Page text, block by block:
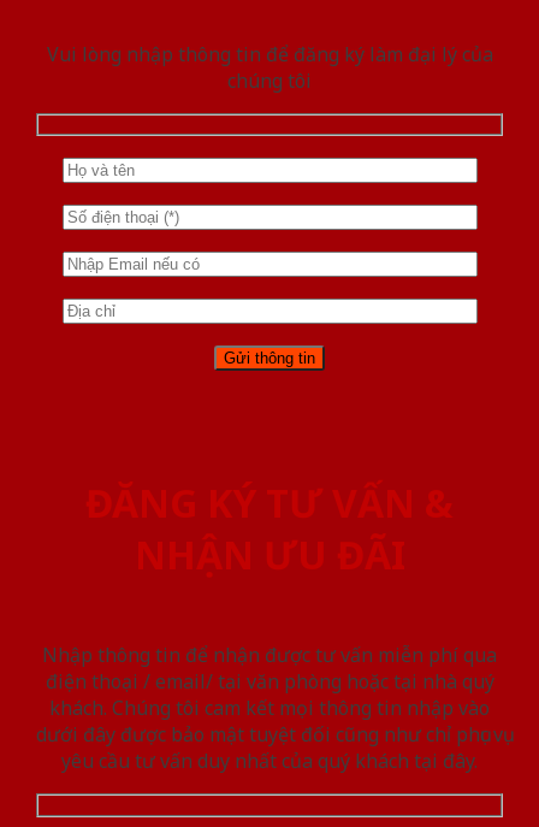
Vui lòng nhập thông tin để đăng ký làm đại lý của
chúng tôi
ĐĂNG KÝ TƯ VẤN &
NHẬN ƯU ĐÃI
Nhập thông tin để nhận được tư vấn miễn phí qua
điện thoại / email/ tại văn phòng hoặc tại nhà quý
khách. Chúng tôi cam kết mọi thông tin nhập vào
dưới đây được bảo mật tuyệt đối cũng như chỉ phục vụ
yêu cầu tư vấn duy nhất của quý khách tại đây.